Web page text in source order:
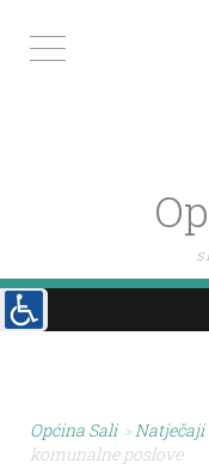
Općina Sali > Natječaji
komunalne poslove